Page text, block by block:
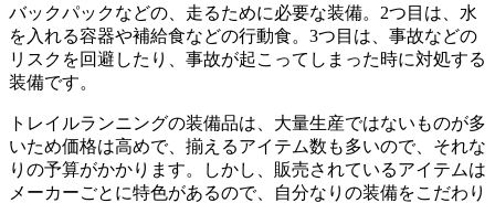
バックパックなどの、走るために必要な装備。2つ目は、水
を入れる容器や補給食などの行動食。3つ目は、事故などの
リスクを回避したり、事故が起こってしまった時に対処する
装備です。
トレイルランニングの装備品は、大量生産ではないものが多
いため価格は高めで、揃えるアイテム数も多いので、それな
りの予算がかかります。しかし、販売されているアイテムは
メーカーごとに特色があるので、自分なりの装備をこだわり